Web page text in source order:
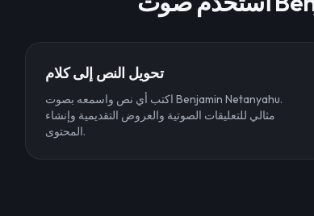
تحويل النص إلى كلام
اكتب أي نص واسمعه بصوت Benjamin Netanyahu.
مثالي للتعليقات الصوتية والعروض التقديمية وإنشاء
المحتوى.